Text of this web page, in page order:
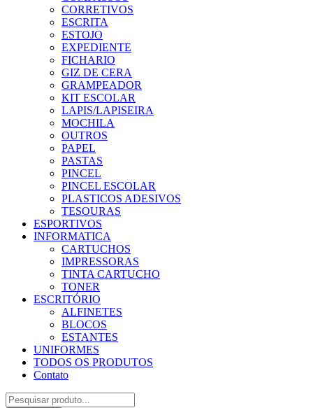
CORRETIVOS
ESCRITA
ESTOJO
EXPEDIENTE
FICHARIO
GIZ DE CERA
GRAMPEADOR
KIT ESCOLAR
LAPIS/LAPISEIRA
MOCHILA
OUTROS
PAPEL
PASTAS
PINCEL
PINCEL ESCOLAR
PLASTICOS ADESIVOS
TESOURAS
ESPORTIVOS
INFORMATICA
CARTUCHOS
IMPRESSORAS
TINTA CARTUCHO
TONER
ESCRITÓRIO
ALFINETES
BLOCOS
ESTANTES
UNIFORMES
TODOS OS PRODUTOS
Contato
Pesquisar